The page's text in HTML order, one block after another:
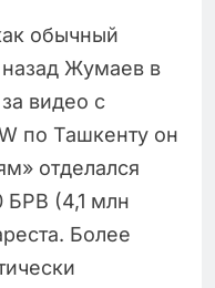
обычный
Жумаев в
видео с
по Ташкенту он
отделался
БРВ (4,1 млн
Более